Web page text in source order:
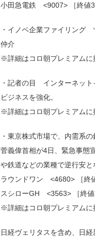
小田急電鉄 <9007> ［終値
・イノベ企業ファイリン
仲介
※詳細はコロ朝プレミアムに
・記者の目 インターネッ
ビジネスを強化。
※詳細はコロ朝プレミアムに
・東京株式市場で、内需系
菅義偉首相が4日、緊急事態
や鉄道などの業種で逆行安と
ラウンドワン <4680> ［終
スシローGH <3563> ［終値
※詳細はコロ朝プレミアムに
日経ヴェリタスを含め、日